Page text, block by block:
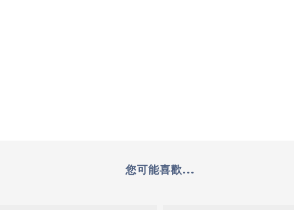
您可能喜歡...